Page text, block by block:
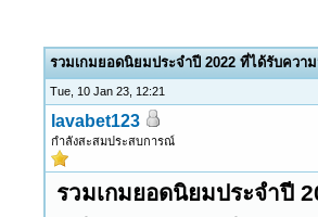
รวมเกมยอดนิยมประจำปี 2022 ที่ได้รับคว
Tue, 10 Jan 23, 12:21
lavabet123
กำลังสะสมประสบการณ์
รวมเกมยอดนิยมประจำปี